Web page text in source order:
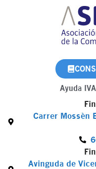
Ayuda
Carrer Mossèn
Avinguda de